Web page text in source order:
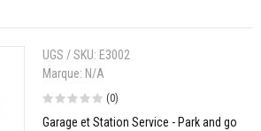
UGS / SKU: E3002
Marque: N/A
(0)
Garage et Station Service - Park and go